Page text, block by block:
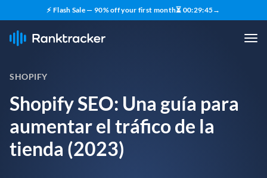
⚡ Flash Sale — 90% off your first month⏳ 00:29:44→
SHOPIFY
Shopify SEO: Una guía para
aumentar el tráfico de la
tienda (2023)